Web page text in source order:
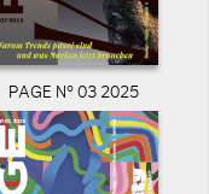
PAGE N° 03 2025